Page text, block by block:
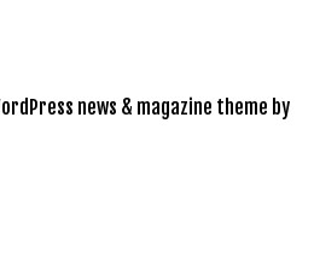
news & magazine theme by